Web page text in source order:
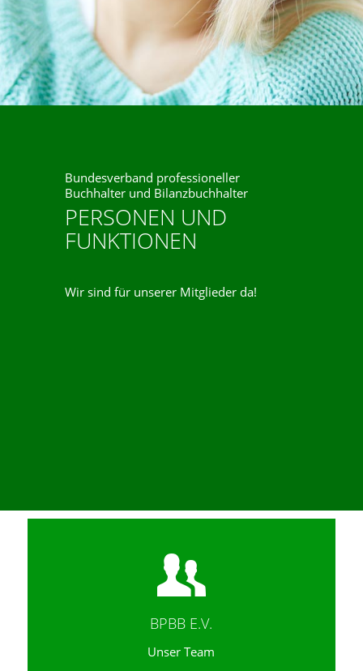
Bundesverband professioneller
Buchhalter und Bilanzbuchhalter
PERSONEN UND
FUNKTIONEN
Wir sind für unserer Mitglieder da!
BPBB E.V.
Unser Team